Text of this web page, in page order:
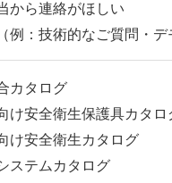
から連絡がほしい
例：技術的なご質問・
カタログ
け安全衛生保護具カタロ
け安全衛生カタログ
ステムカタログ